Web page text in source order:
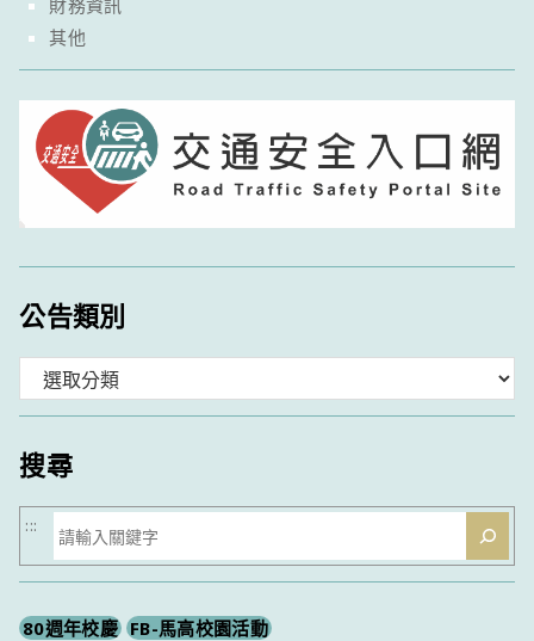
其他
公告類別
類
搜尋
搜
尋
:::
80週年校慶 FB-馬高校園活動